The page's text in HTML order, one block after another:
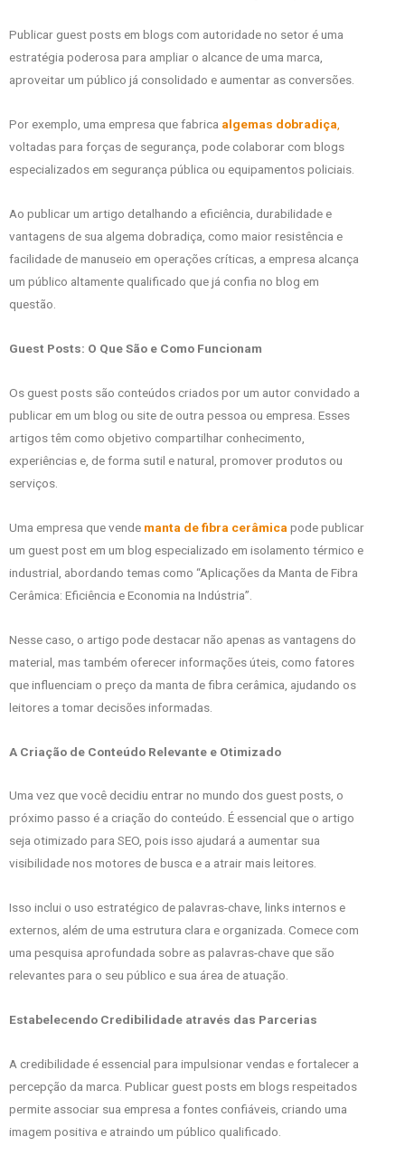
Publicar guest posts em blogs com autoridade no setor é uma
estratégia poderosa para ampliar o alcance de uma marca,
aproveitar um público já consolidado e aumentar as conversões.
Por exemplo, uma empresa que fabrica algemas dobradiça
voltadas para forças de segurança, pode colaborar com blogs
especializados em segurança pública ou equipamentos policiais.
Ao publicar um artigo detalhando a eficiência, durabilidade e
vantagens de sua algema dobradiça, como maior resistência e
facilidade de manuseio em operações críticas, a empresa alcança
um público altamente qualificado que já confia no blog em
questão.
Guest Posts: O Que São e Como Funcionam
Os guest posts são conteúdos criados por um autor convidado a
publicar em um blog ou site de outra pessoa ou empresa. Esses
artigos têm como objetivo compartilhar conhecimento,
experiências e, de forma sutil e natural, promover produtos ou
serviços.
Uma empresa que vende manta de fibra cerâmica pode publicar
um guest post em um blog especializado em isolamento térmico e
industrial, abordando temas como “Aplicações da Manta de Fibra
Cerâmica: Eficiência e Economia na Indústria”.
Nesse caso, o artigo pode destacar não apenas as vantagens do
material, mas também oferecer informações úteis, como fatores
que influenciam o preço da manta de fibra cerâmica, ajudando os
leitores a tomar decisões informadas.
A Criação de Conteúdo Relevante e Otimizado
Uma vez que você decidiu entrar no mundo dos guest posts, o
próximo passo é a criação do conteúdo. É essencial que o artigo
seja otimizado para SEO, pois isso ajudará a aumentar sua
visibilidade nos motores de busca e a atrair mais leitores.
Isso inclui o uso estratégico de palavras-chave, links internos e
externos, além de uma estrutura clara e organizada. Comece com
uma pesquisa aprofundada sobre as palavras-chave que são
relevantes para o seu público e sua área de atuação.
Estabelecendo Credibilidade através das Parcerias
A credibilidade é essencial para impulsionar vendas e fortalecer a
percepção da marca. Publicar guest posts em blogs respeitados
permite associar sua empresa a fontes confiáveis, criando uma
imagem positiva e atraindo um público qualificado.